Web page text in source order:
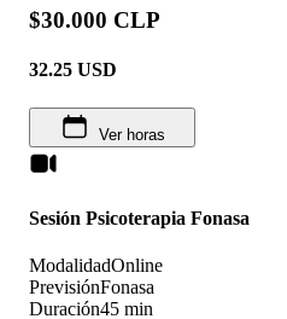
$30.000 CLP
32.25 USD
Ver horas
Sesión Psicoterapia Fonasa
ModalidadOnline
PrevisiónFonasa
Duración45 min